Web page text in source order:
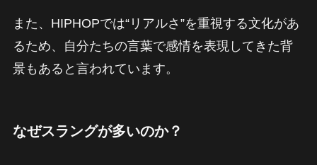
また、HIPHOPでは“リアルさ”を重視する文化があ
るため、自分たちの言葉で感情を表現してきた背
景もあると言われています。
なぜスラングが多いのか？